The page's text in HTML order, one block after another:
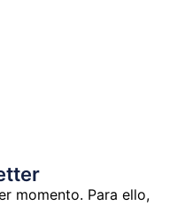
momento. Para ello,